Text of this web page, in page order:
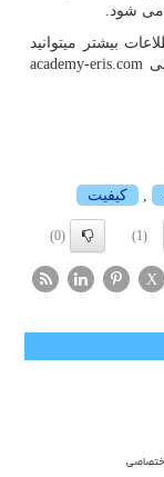
می شود.
بیشتر میتوانید
academy-eris.com
كیفیت
(1)
(0)
X